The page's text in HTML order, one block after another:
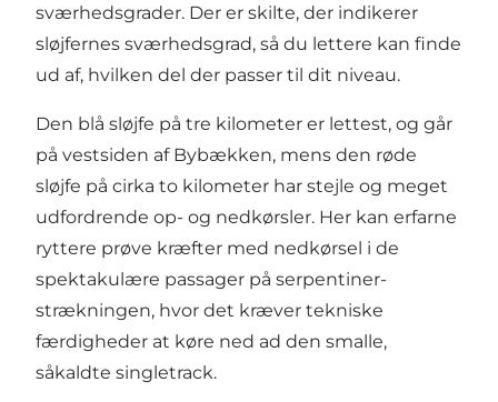
sværhedsgrader. Der er skilte, der indikerer
sløjfernes sværhedsgrad, så du lettere kan finde
ud af, hvilken del der passer til dit niveau.
Den blå sløjfe på tre kilometer er lettest, og går
på vestsiden af Bybækken, mens den røde
sløjfe på cirka to kilometer har stejle og meget
udfordrende op- og nedkørsler. Her kan erfarne
ryttere prøve kræfter med nedkørsel i de
spektakulære passager på serpentiner-
strækningen, hvor det kræver tekniske
færdigheder at køre ned ad den smalle,
såkaldte singletrack.